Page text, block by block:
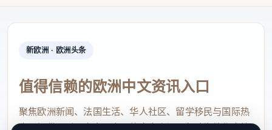
新欧洲 · 欧洲头条
值得信赖的欧洲中文资讯入口
聚焦欧洲新闻、法国生活、华人社区、留学移民与国际热
点，提供及时、真实、实用的中文资讯，帮助海外华人快